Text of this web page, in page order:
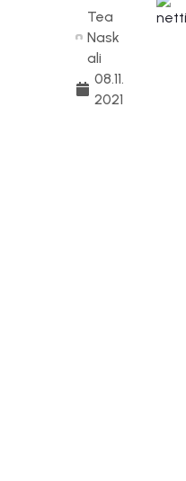
Tea
Nask
ali
08.11.
2021